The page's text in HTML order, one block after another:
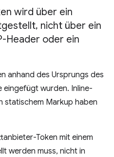
wird über ein
, nicht über ein
Header oder ein
anhand des Ursprungs des
eingefügt wurden. Inline-
statischem Markup haben
Token mit einem
werden muss, nicht in